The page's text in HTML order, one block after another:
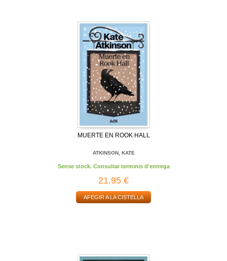
MUERTE EN ROOK HALL
ATKINSON, KATE
Sense stock. Consultar terminis d'entrega
21,95 €
AFEGIR A LA CISTELLA